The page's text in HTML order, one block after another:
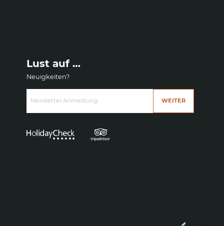
Lust auf …
Neuigkeiten?
Newsletter Anmeldung WEITER